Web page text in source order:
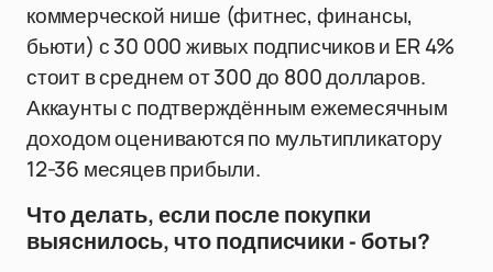
коммерческой нише (фитнес, финансы,
бьюти) с 30 000 живых подписчиков и ER 4%
стоит в среднем от 300 до 800 долларов.
Аккаунты с подтверждённым ежемесячным
доходом оцениваются по мультипликатору
12-36 месяцев прибыли.
Что делать, если после покупки
выяснилось, что подписчики - боты?